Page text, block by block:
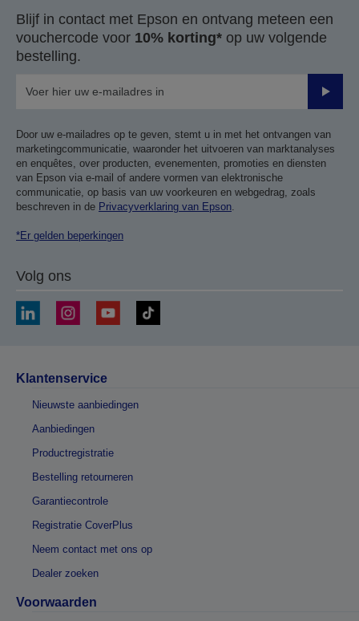
Blijf in contact met Epson en ontvang meteen een
vouchercode voor 10% korting* op uw volgende
bestelling.
Door uw e-mailadres op te geven, stemt u in met het ontvangen van
marketingcommunicatie, waaronder het uitvoeren van marktanalyses
en enquêtes, over producten, evenementen, promoties en diensten
van Epson via e-mail of andere vormen van elektronische
communicatie, op basis van uw voorkeuren en webgedrag, zoals
beschreven in de Privacyverklaring van Epson
*Er gelden beperkingen
Volg ons
Klantenservice
Nieuwste aanbiedingen
Aanbiedingen
Productregistratie
Bestelling retourneren
Garantiecontrole
Registratie CoverPlus
Neem contact met ons op
Dealer zoeken
Voorwaarden